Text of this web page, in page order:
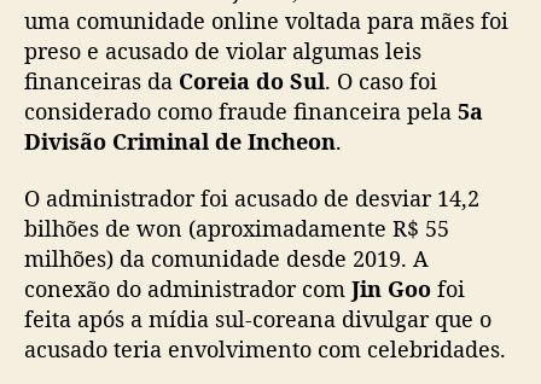
s
a
õ
e
e
e
n
v
l
v
uma comunidade online voltada para mães foi
preso e acusado de violar algumas leis
financeiras da Coreia do Sul. O caso foi
considerado como fraude financeira pela 5a
Divisão Criminal de Incheon.
O administrador foi acusado de desviar 14,2
bilhões de won (aproximadamente R$ 55
milhões) da comunidade desde 2019. A
conexão do administrador com Jin Goo foi
feita após a mídia sul-coreana divulgar que o
acusado teria envolvimento com celebridades.